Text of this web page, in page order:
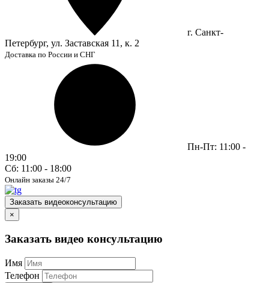
г. Санкт-
Петербург, ул. Заставская 11, к. 2
Доставка по России и СНГ
Пн-Пт: 11:00 -
19:00
Сб: 11:00 - 18:00
Онлайн заказы 24/7
Заказать видеоконсультацию
×
Заказать видео консультацию
Имя
Телефон